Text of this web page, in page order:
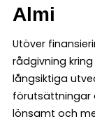
Almi
Utöver
rådgivning
långsiktiga
förutsättningar
lönsamt och